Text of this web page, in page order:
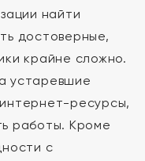
найти
достоверные,
крайне сложно.
устаревшие
ресурсы,
работы. Кроме
с